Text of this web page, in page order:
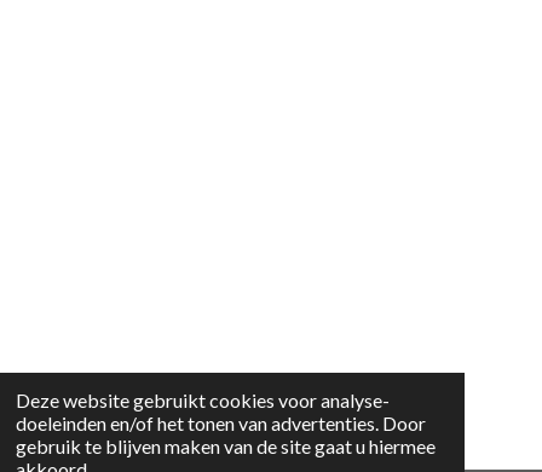
Deze website gebruikt cookies voor analyse-
doeleinden en/of het tonen van advertenties. Door
gebruik te blijven maken van de site gaat u hiermee